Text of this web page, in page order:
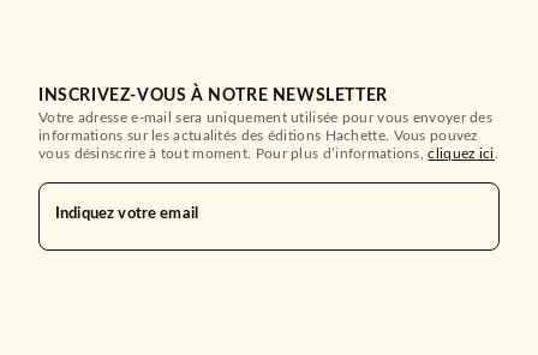
INSCRIVEZ-VOUS À NOTRE NEWSLETTER
Votre adresse e-mail sera uniquement utilisée pour vous envoyer des
informations sur les actualités des éditions Hachette. Vous pouvez
vous désinscrire à tout moment. Pour plus d’informations,cliquez ici
Indiquez votre email